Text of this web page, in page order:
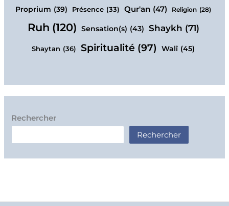
Proprium (39) Présence (33) Qur'an (47) Religion (28)
Ruh (120) Sensation(s) (43) Shaykh (71)
Shaytan (36) Spiritualité (97) Walî (45)
Rechercher
Rechercher